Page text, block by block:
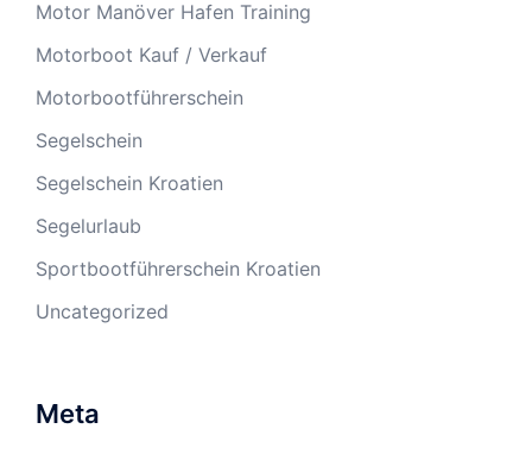
Motor Manöver Hafen Training
Motorboot Kauf / Verkauf
Motorbootführerschein
Segelschein
Segelschein Kroatien
Segelurlaub
Sportbootführerschein Kroatien
Uncategorized
Meta